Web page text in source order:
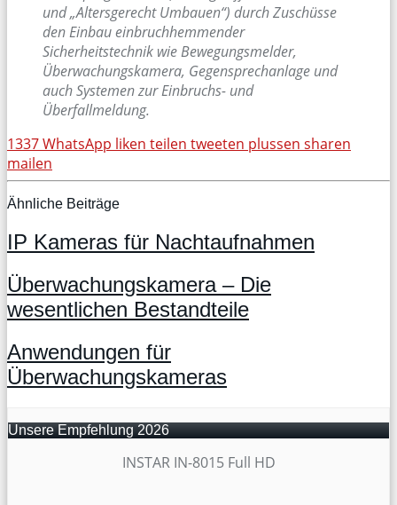
und „Altersgerecht Umbauen“) durch Zuschüsse
den Einbau einbruchhemmender
Sicherheitstechnik wie Bewegungsmelder,
Überwachungskamera, Gegensprechanlage und
auch Systemen zur Einbruchs- und
Überfallmeldung.
1337WhatsApp liken teilen tweeten plussen sharen
mailen
Ähnliche Beiträge
IP Kameras für Nachtaufnahmen
Überwachungskamera – Die
wesentlichen Bestandteile
Anwendungen für
Überwachungskameras
Unsere Empfehlung 2026
INSTAR IN-8015 Full HD